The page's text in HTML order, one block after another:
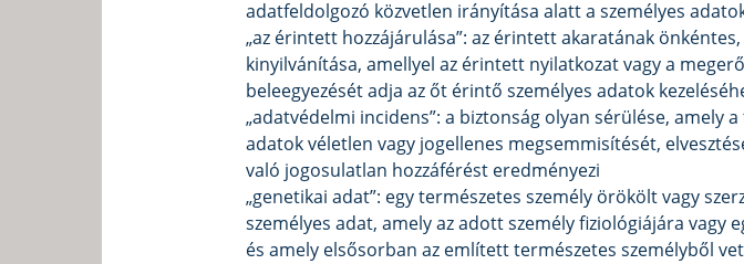
adatfeldolgozó közvetlen irányítása alatt a személyes
„az érintett hozzájárulása”: az érintett akaratának
kinyilvánítása, amellyel az érintett nyilatkozat vagy a
beleegyezését adja az őt érintő személyes adatok
„adatvédelmi incidens”: a biztonság olyan sérülése,
adatok véletlen vagy jogellenes megsemmisítését,
való jogosulatlan hozzáférést eredményezi
„genetikai adat”: egy természetes személy örökölt vagy
személyes adat, amely az adott személy fiziológiájára
és amely elsősorban az említett természetes személyből